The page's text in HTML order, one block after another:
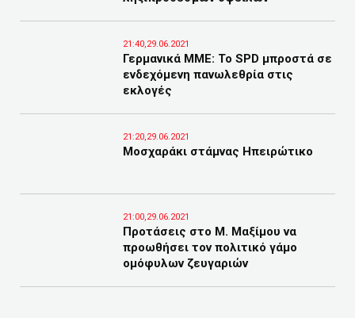
21:40,29.06.2021
Γερμανικά ΜΜΕ: Το SPD μπροστά σε
ενδεχόμενη πανωλεθρία στις
εκλογές
21:20,29.06.2021
Μοσχαράκι στάμνας Ηπειρώτικο
21:00,29.06.2021
Προτάσεις στο Μ. Μαξίμου να
προωθήσει τον πολιτικό γάμο
ομόφυλων ζευγαριών